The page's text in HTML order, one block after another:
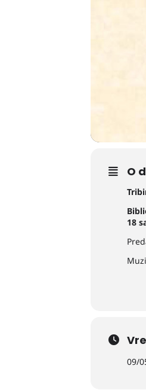
O
18
09/